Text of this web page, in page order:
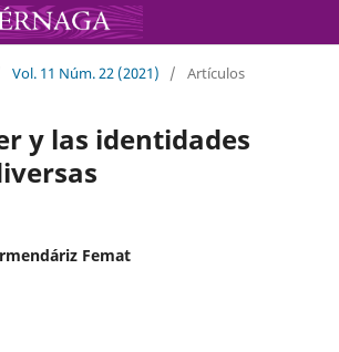
Vol. 11 Núm. 22 (2021) / Artículos
y las identidades
Femat